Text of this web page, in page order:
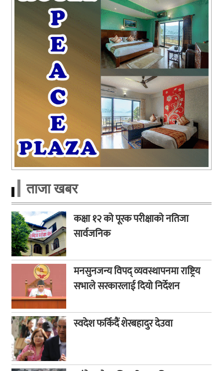
ताजा खबर
कक्षा १२ को पूरक परीक्षाको नतिजा
सार्वजनिक
मनसुनजन्य विपद् व्यवस्थापनमा राष्ट्रिय
सभाले सरकारलाई दियो निर्देशन
स्वदेश फर्किदैं शेरबहादुर देउवा